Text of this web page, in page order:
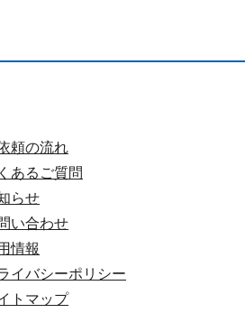
頼の流れ
あるご質問
らせ
い合わせ
情報
イバシーポリシー
トマップ